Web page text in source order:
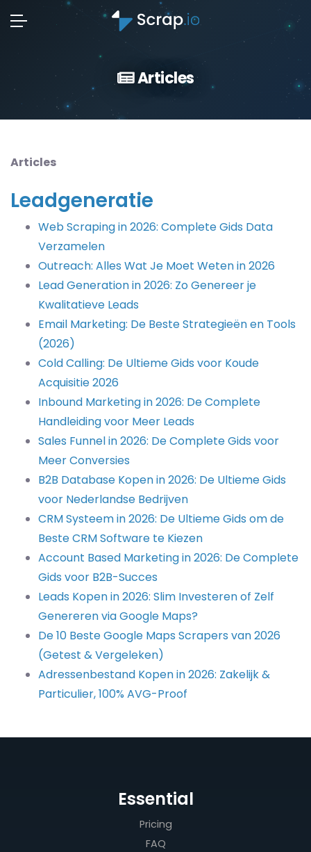
Articles
Articles
Leadgeneratie
Web Scraping in 2026: Complete Gids Data
Verzamelen
Outreach: Alles Wat Je Moet Weten in 2026
Lead Generation in 2026: Zo Genereer je
Kwalitatieve Leads
Email Marketing: De Beste Strategieën en Tools
(2026)
Cold Calling: De Ultieme Gids voor Koude
Acquisitie 2026
Inbound Marketing in 2026: De Complete
Handleiding voor Meer Leads
Sales Funnel in 2026: De Complete Gids voor
Meer Conversies
B2B Database Kopen in 2026: De Ultieme Gids
voor Nederlandse Bedrijven
CRM Systeem in 2026: De Ultieme Gids om de
Beste CRM Software te Kiezen
Account Based Marketing in 2026: De Complete
Gids voor B2B-Succes
Leads Kopen in 2026: Slim Investeren of Zelf
Genereren via Google Maps?
De 10 Beste Google Maps Scrapers van 2026
(Getest & Vergeleken)
Adressenbestand Kopen in 2026: Zakelijk &
Particulier, 100% AVG-Proof
Essential
Pricing
FAQ